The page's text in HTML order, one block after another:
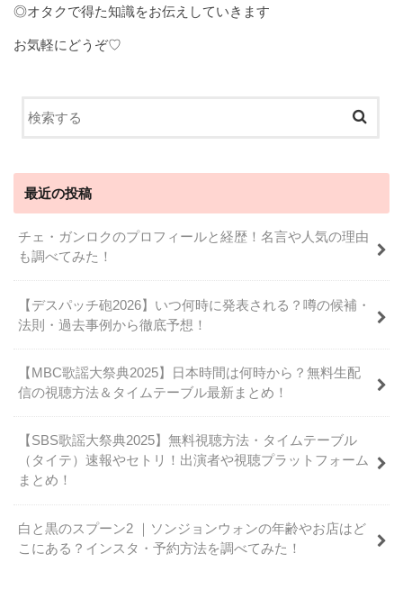
◎オタクで得た知識をお伝えしていきます
お気軽にどうぞ♡
最近の投稿
チェ・ガンロクのプロフィールと経歴！名言や人気の理由
も調べてみた！
【デスパッチ砲2026】いつ何時に発表される？噂の候補・
法則・過去事例から徹底予想！
【MBC歌謡大祭典2025】日本時間は何時から？無料生配
信の視聴方法＆タイムテーブル最新まとめ！
【SBS歌謡大祭典2025】無料視聴方法・タイムテーブル
（タイテ）速報やセトリ！出演者や視聴プラットフォーム
まとめ！
白と黒のスプーン2 ｜ソンジョンウォンの年齢やお店はど
こにある？インスタ・予約方法を調べてみた！